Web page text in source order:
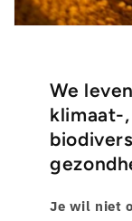
We
klimaat-
Je wil niet